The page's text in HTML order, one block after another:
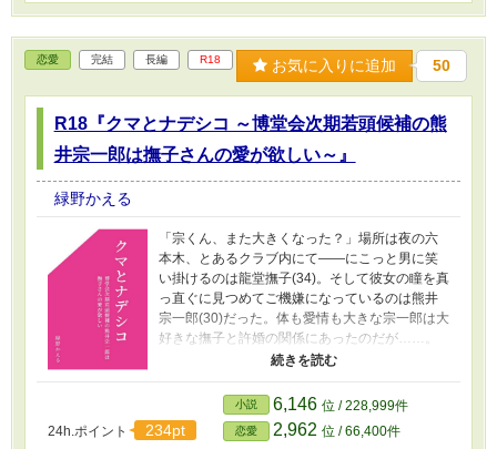
恋愛 完結 長編 R18 お気に入りに追加 50
R18『クマとナデシコ ～博堂会次期若頭候補の熊
井宗一郎は撫子さんの愛が欲しい～』
緑野かえる
「宗くん、また大きくなった？」場所は夜の六
本木、とあるクラブ内にて――にこっと男に笑
い掛けるのは龍堂撫子(34)。そして彼女の瞳を真
っ直ぐに見つめてご機嫌になっているのは熊井
宗一郎(30)だった。体も愛情も大きな宗一郎は大
好きな撫子と許婚の関係にあったのだが……。
――これは暴対法が意味を為さなくなった世の
中の話。 バブル経済期を過ぎ、強化された筈の
暴対法がこんなにも早く崩れるとは誰も思って
もみなかった。反面、秩序の消えた繁華街には
不法滞在の外国人が溢れかえり、それは地方都
24h.ポイント 234pt
小説 6,146 位 / 228,999件
恋愛 2,962 位 / 66,400件